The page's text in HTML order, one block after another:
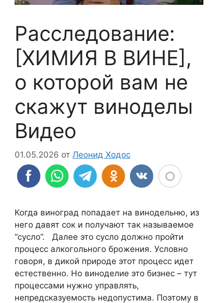
Расследование:
[ХИМИЯ В ВИНЕ],
о которой вам не
скажут виноделы
Видео
01.05.2026 от Леонид Ходос
Когда виноград попадает на винодельню, из
него давят сок и получают так называемое
“сусло”. Далее это сусло должно пройти
процесс алкогольного брожения. Условно
говоря, в дикой природе этот процесс идет
естественно. Но виноделие это бизнес – тут
процессами нужно управлять,
непредсказуемость недопустима. Поэтому в